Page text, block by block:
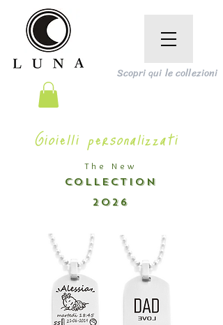
The New
COLLECTION
2026
Scopri qui le collezioni
Gioielli personalizzati